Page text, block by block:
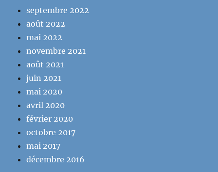
septembre 2022
août 2022
mai 2022
novembre 2021
août 2021
juin 2021
mai 2020
avril 2020
février 2020
octobre 2017
mai 2017
décembre 2016